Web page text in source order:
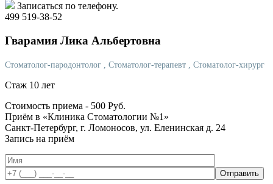
Записаться по телефону.
499 519-38-52
Гварамия Лика Альбертовна
Стоматолог-пародонтолог , Стоматолог-терапевт , Стоматолог-хирург
Стаж 10 лет
Стоимость приема - 500 Руб.
Приём в «Клиника Стоматологии №1»
Санкт-Петербург, г. Ломоносов, ул. Еленинская д. 24
Запись на приём